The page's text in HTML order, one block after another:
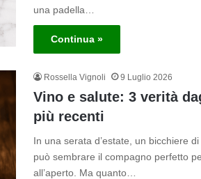
una padella…
Continua »
Rossella Vignoli 9 Luglio 2026
Vino e salute: 3 verità
più recenti
In una serata d’estate, un bicchiere
può sembrare il compagno perfetto
all’aperto. Ma quanto…